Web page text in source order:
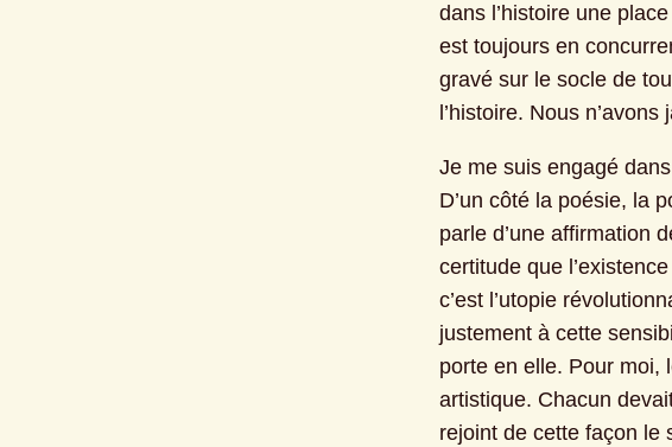
dans l’histoire une
est toujours en
gravé sur le socle de
l’histoire. Nous
Je me suis engagé
D’un côté la poésie, la
parle d’une affirmation
certitude que
c’est l’utopie
justement à cette
porte en elle. Pour moi,
artistique. Chacun
rejoint de cette façon le